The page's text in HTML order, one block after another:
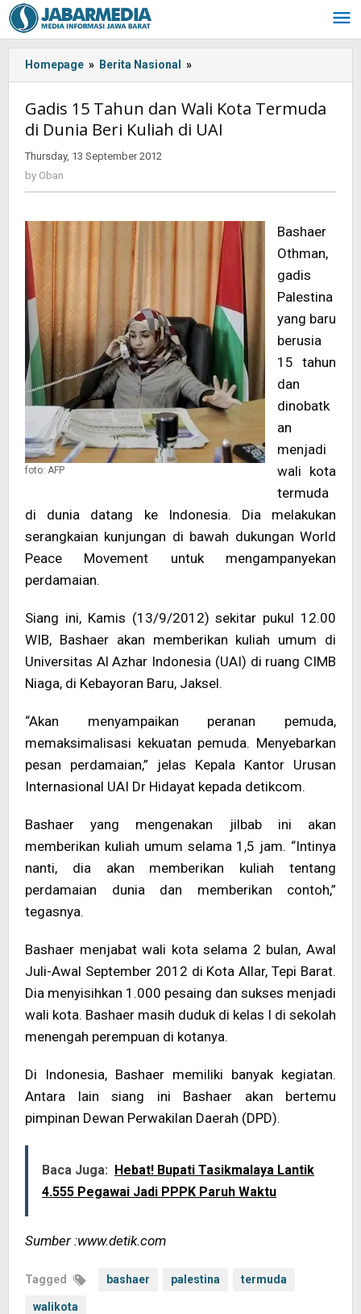
Skip
to
content
Homepage » Berita Nasional »
-:IN-
>Gadis
15
Dunia
Kuliah
UAI<!-
>
Gadis 15 Tahun dan Wali Kota Termuda
di Dunia Beri Kuliah di UAI
Thursday, 13 September 2012
by Oban
foto: AFP
Bashaer
Othman,
gadis
Palestina
yang baru
berusia
15 tahun
dan
dinobatk
an
menjadi
wali kota
termuda
di dunia datang ke Indonesia. Dia melakukan
serangkaian kunjungan di bawah dukungan World
Peace Movement untuk mengampanyekan
perdamaian.
Siang ini, Kamis (13/9/2012) sekitar pukul 12.00
WIB, Bashaer akan memberikan kuliah umum di
Universitas Al Azhar Indonesia (UAI) di ruang CIMB
Niaga, di Kebayoran Baru, Jaksel.
“Akan menyampaikan peranan pemuda,
memaksimalisasi kekuatan pemuda. Menyebarkan
pesan perdamaian,” jelas Kepala Kantor Urusan
Internasional UAI Dr Hidayat kepada detikcom.
Bashaer yang mengenakan jilbab ini akan
memberikan kuliah umum selama 1,5 jam. “Intinya
nanti, dia akan memberikan kuliah tentang
perdamaian dunia dan memberikan contoh,”
tegasnya.
Bashaer menjabat wali kota selama 2 bulan, Awal
Juli-Awal September 2012 di Kota Allar, Tepi Barat.
Dia menyisihkan 1.000 pesaing dan sukses menjadi
wali kota. Bashaer masih duduk di kelas I di sekolah
menengah perempuan di kotanya.
Di Indonesia, Bashaer memiliki banyak kegiatan.
Antara lain siang ini Bashaer akan bertemu
pimpinan Dewan Perwakilan Daerah (DPD).
Baca Juga: Hebat! Bupati Tasikmalaya Lantik
4.555 Pegawai Jadi PPPK Paruh Waktu
Sumber :www.detik.com
Tagged bashaer palestina termuda
walikota